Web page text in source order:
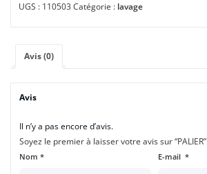
UGS : 110503Catégorie : lavage
Avis (0)
Avis
Il n’y a pas encore d’avis.
Soyez le premier à laisser votre avis sur “PALIER”
Nom * E-mail *